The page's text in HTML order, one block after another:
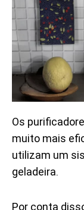
Os
muito mais
utilizam um
geladeira.
Por conta